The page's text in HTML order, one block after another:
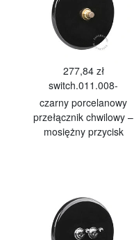
277,84 zł
switch.011.008-
czarny porcelanowy
przełącznik chwilowy –
mosiężny przycisk